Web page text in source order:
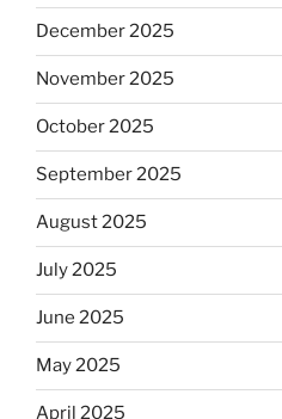
December 2025
November 2025
October 2025
September 2025
August 2025
July 2025
June 2025
May 2025
April 2025